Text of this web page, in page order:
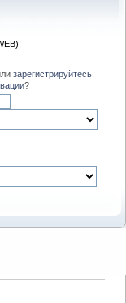
зарегистрируйтесь.
?